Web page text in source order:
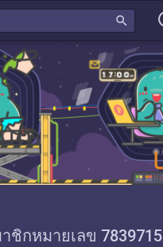
search
ชิกหมายเลข 7839715